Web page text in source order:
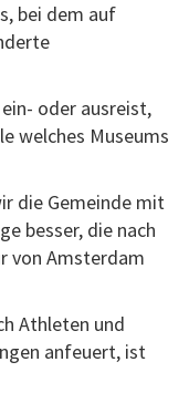
bei dem auf
oder ausreist,
welches Museums
die Gemeinde mit
besser, die nach
von Amsterdam
Athleten und
anfeuert, ist